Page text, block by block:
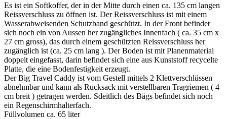
Es ist ein Softkoffer, der in der Mitte durch einen ca. 135 cm langen
Reissverschluss zu öffnen ist. Der Reissverschluss ist mit einem
Wasserabweisenden Schutzband geschützt. In der Front befindet
sich noch ein von Aussen her zugängliches Innenfach ( ca. 35 cm x
27 cm gross), das durch einem geschützten Reissverschluss her
zugänglich ist (ca. 25 cm lang ). Der Boden ist mit Planenmaterial
doppelt eingefasst, darin befindet sich eine aus Kunststoff recycelte
Platte, die eine Bodenfestigkeit erzeugt.
Der Big Travel Caddy ist vom Gestell mittels 2 Klettverschlüssen
abnehmbar und kann als Rucksack mit verstellbaren Tragriemen ( 4
cm breit ) getragen werden. Sdeitlich des Bägs befindet sich noch
ein Regenschirmhalterfach.
Füllvolumen ca. 65 liter